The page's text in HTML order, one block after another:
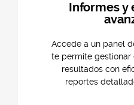
Informes y
Accede a un panel
te permite gestionar
resultados con
reportes